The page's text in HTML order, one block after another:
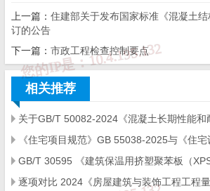
来源：住建部
免 责 告 知
一、本站发布的内容（包括原创及转载自
片等资料）版权归作者所有，本站仅供大
勿使用于商业用途。如需作商业用途，请
未经作者同意，用作商业用途或匿名转载
将由您自己承担!作者有权利追究侵权者
上一篇： 住建部关于发布国家标准《混凝土
订的公告
下一篇： 市政工程检查控制要点
相关推荐